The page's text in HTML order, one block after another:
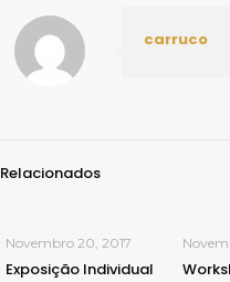
carruco
Relacionados
Novembro 20, 2017
Exposição Individual